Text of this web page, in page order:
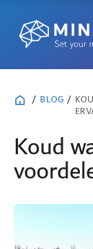
/ BLOG /
Koud